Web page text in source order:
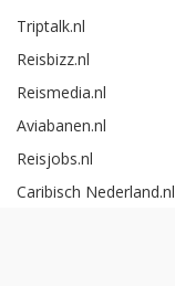
Triptalk.nl
Reisbizz.nl
Reismedia.nl
Aviabanen.nl
Reisjobs.nl
Caribisch Nederland.nl